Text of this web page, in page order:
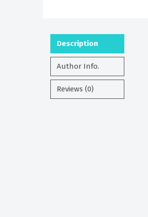
Description
Author Info.
Reviews (0)